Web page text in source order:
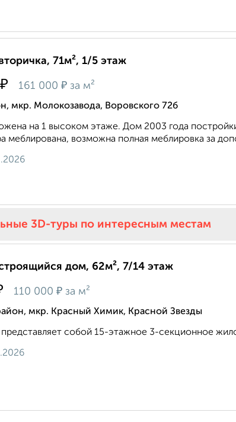
71м², 1/5 этаж
₽ 161 000 ₽ за м²
мкр. Молокозавода, Воровского 72б
на 1 высоком этаже. Дом 2003 года
меблирована, возможна полная меблировка за
3D-туры по интересным местам
дом, 62м², 7/14 этаж
110 000 ₽ за м²
мкр. Красный Химик, Красной Звезды
собой 15-этажное 3-секционное